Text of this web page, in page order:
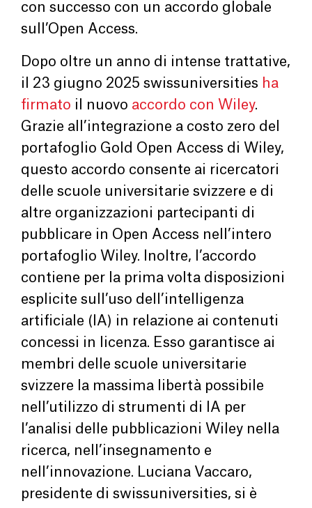
con successo con un accordo globale
sull’Open Access.
Dopo oltre un anno di intense trattative,
il 23 giugno 2025 swissuniversities ha
firmato il nuovo accordo con Wiley.
Grazie all’integrazione a costo zero del
portafoglio Gold Open Access di Wiley,
questo accordo consente ai ricercatori
delle scuole universitarie svizzere e di
altre organizzazioni partecipanti di
pubblicare in Open Access nell’intero
portafoglio Wiley. Inoltre, l’accordo
contiene per la prima volta disposizioni
esplicite sull’uso dell’intelligenza
artificiale (IA) in relazione ai contenuti
concessi in licenza. Esso garantisce ai
membri delle scuole universitarie
svizzere la massima libertà possibile
nell’utilizzo di strumenti di IA per
l’analisi delle pubblicazioni Wiley nella
ricerca, nell’insegnamento e
nell’innovazione. Luciana Vaccaro,
presidente di swissuniversities, si è